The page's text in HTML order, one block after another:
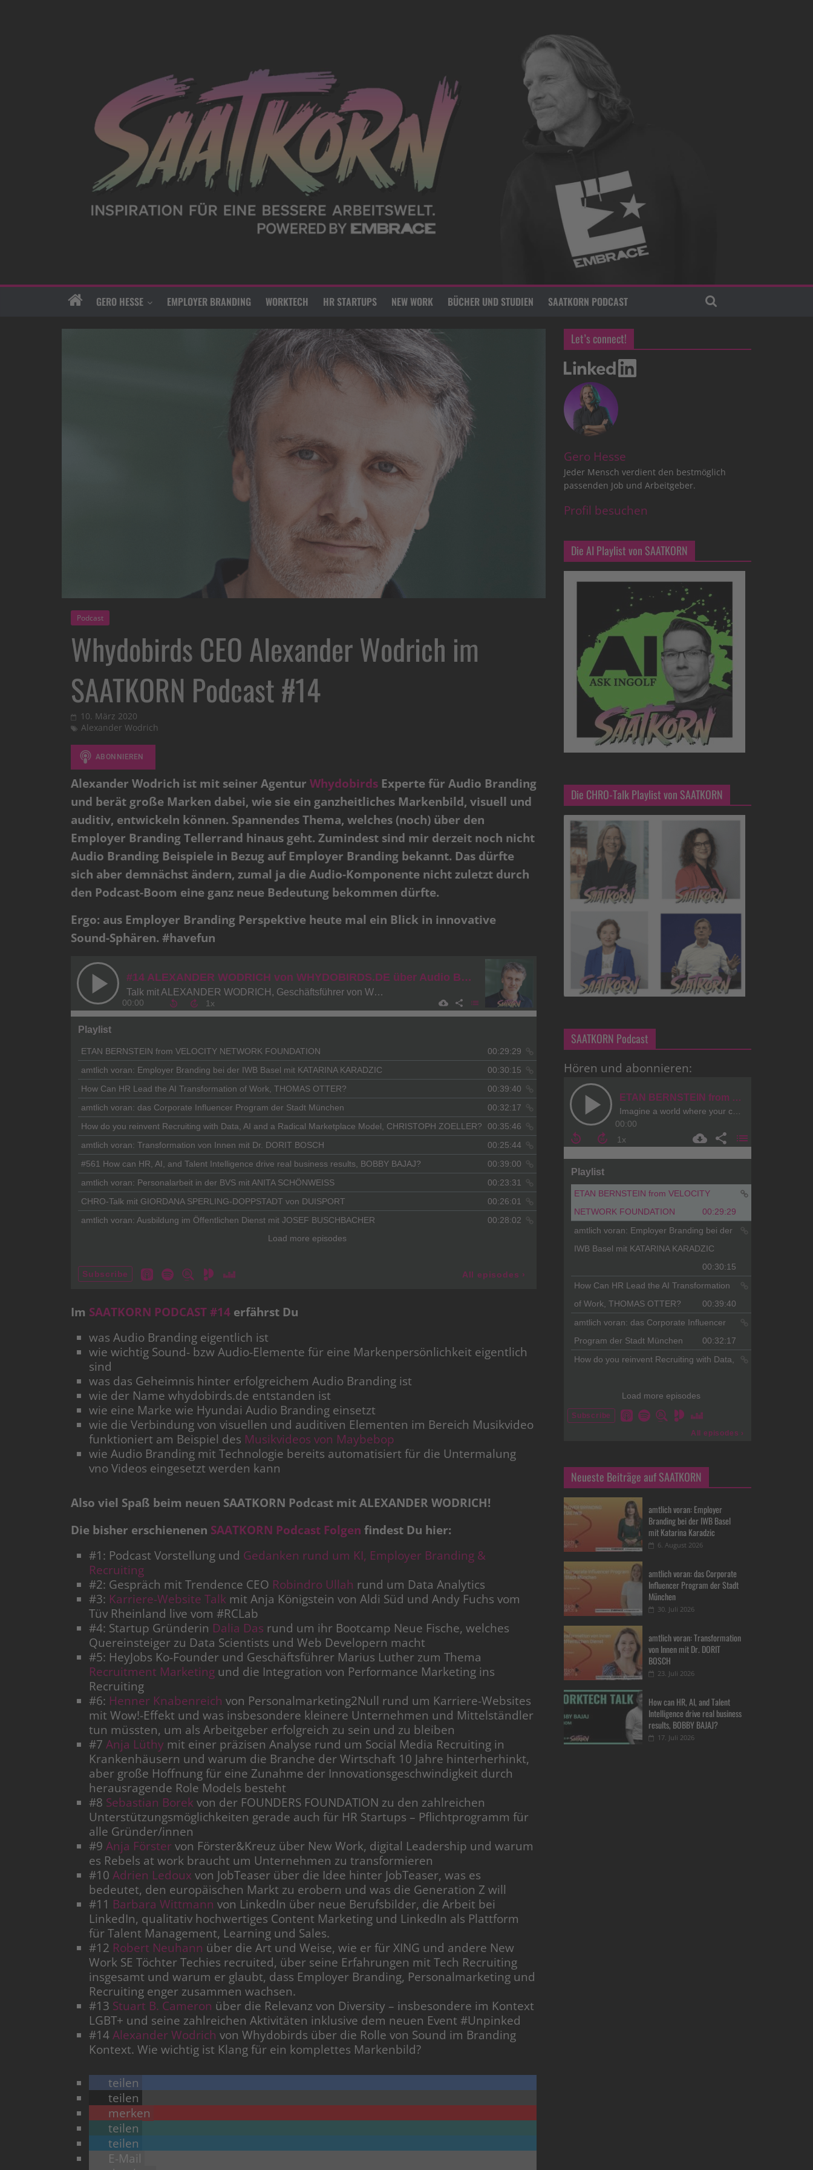
GERO HESSE EMPLOYER BRANDING WORKTECH HR STARTUPS NEW WORK BÜCHER UND STUDIEN SAATKORN PODCAST
Podcast
Whydobirds CEO Alexander Wodrich im
SAATKORN Podcast #14
10. März 2020
Alexander Wodrich
Alexander Wodrich ist mit seiner Agentur Whydobirds Experte für Audio Branding
und berät große Marken dabei, wie sie ein ganzheitliches Markenbild, visuell und
auditiv, entwickeln können. Spannendes Thema, welches (noch) über den
Employer Branding Tellerrand hinaus geht. Zumindest sind mir derzeit noch nicht
Audio Branding Beispiele in Bezug auf Employer Branding bekannt. Das dürfte
sich aber demnächst ändern, zumal ja die Audio-Komponente nicht zuletzt durch
den Podcast-Boom eine ganz neue Bedeutung bekommen dürfte.
Ergo: aus Employer Branding Perspektive heute mal ein Blick in innovative
Sound-Sphären. #havefun
Im SAATKORN PODCAST #14 erfährst Du
was Audio Branding eigentlich ist
wie wichtig Sound- bzw Audio-Elemente für eine Markenpersönlichkeit eigentlich
sind
was das Geheimnis hinter erfolgreichem Audio Branding ist
wie der Name whydobirds.de entstanden ist
wie eine Marke wie Hyundai Audio Branding einsetzt
wie die Verbindung von visuellen und auditiven Elementen im Bereich Musikvideo
funktioniert am Beispiel des Musikvideos von Maybebop
wie Audio Branding mit Technologie bereits automatisiert für die Untermalung
vno Videos eingesetzt werden kann
Also viel Spaß beim neuen SAATKORN Podcast mit ALEXANDER WODRICH!
Die bisher erschienenen SAATKORN Podcast Folgen findest Du hier:
#1: Podcast Vorstellung und Gedanken rund um KI, Employer Branding &
Recruiting
#2: Gespräch mit Trendence CEO Robindro Ullah rund um Data Analytics
#3: Karriere-Website Talk mit Anja Königstein von Aldi Süd und Andy Fuchs vom
Tüv Rheinland live vom #RCLab
#4: Startup Gründerin Dalia Das rund um ihr Bootcamp Neue Fische, welches
Quereinsteiger zu Data Scientists und Web Developern macht
#5: HeyJobs Ko-Founder und Geschäftsführer Marius Luther zum Thema
Recruitment Marketing und die Integration von Performance Marketing ins
Recruiting
#6: Henner Knabenreich von Personalmarketing2Null rund um Karriere-Websites
mit Wow!-Effekt und was insbesondere kleinere Unternehmen und Mittelständler
tun müssten, um als Arbeitgeber erfolgreich zu sein und zu bleiben
#7 Anja Lüthy mit einer präzisen Analyse rund um Social Media Recruiting in
Krankenhäusern und warum die Branche der Wirtschaft 10 Jahre hinterherhinkt,
aber große Hoffnung für eine Zunahme der Innovationsgeschwindigkeit durch
herausragende Role Models besteht
#8 Sebastian Borekvon der FOUNDERS FOUNDATION zu den zahlreichen
Unterstützungsmöglichkeiten gerade auch für HR Startups – Pflichtprogramm für
alle Gründer/innen
#9 Anja Förstervon Förster&Kreuz über New Work, digital Leadership und warum
es Rebels at work braucht um Unternehmen zu transformieren
#10 Adrien Ledoux von JobTeaser über die Idee hinter JobTeaser, was es
bedeutet, den europäischen Markt zu erobern und was die Generation Z will
#11 Barbara Wittmann von LinkedIn über neue Berufsbilder, die Arbeit bei
LinkedIn, qualitativ hochwertiges Content Marketing und LinkedIn als Plattform
für Talent Management, Learning und Sales.
#12 Robert Neuhann über die Art und Weise, wie er für XING und andere New
Work SE Töchter Techies recruited, über seine Erfahrungen mit Tech Recruiting
insgesamt und warum er glaubt, dass Employer Branding, Personalmarketing und
Recruiting enger zusammen wachsen.
#13 Stuart B. Cameron über die Relevanz von Diversity – insbesondere im Kontext
LGBT+ und seine zahlreichen Aktivitäten inklusive dem neuen Event #Unpinked
#14Alexander Wodrich von Whydobirds über die Rolle von Sound im Branding
Kontext. Wie wichtig ist Klang für ein komplettes Markenbild?
teilen
teilen
merken
teilen
teilen
E-Mail
Let’s connect!
Gero Hesse
Jeder Mensch verdient den bestmöglich
passenden Job und Arbeitgeber.
Profil besuchen
Die AI Playlist von SAATKORN
Die CHRO-Talk Playlist von SAATKORN
SAATKORN Podcast
Hören und abonnieren:
Neueste Beiträge auf SAATKORN
amtlich voran: Employer
Branding bei der IWB Basel
mit Katarina Karadzic
6. August 2026
amtlich voran: das Corporate
Influencer Program der Stadt
München
30. Juli 2026
amtlich voran: Transformation
von Innen mit Dr. DORIT
BOSCH
23. Juli 2026
How can HR, AI, and Talent
Intelligence drive real business
results, BOBBY BAJAJ?
17. Juli 2026